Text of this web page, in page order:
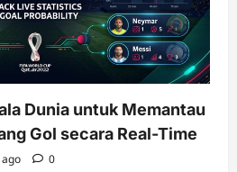
Dunia untuk Memantau
Gol secara Real-Time
0